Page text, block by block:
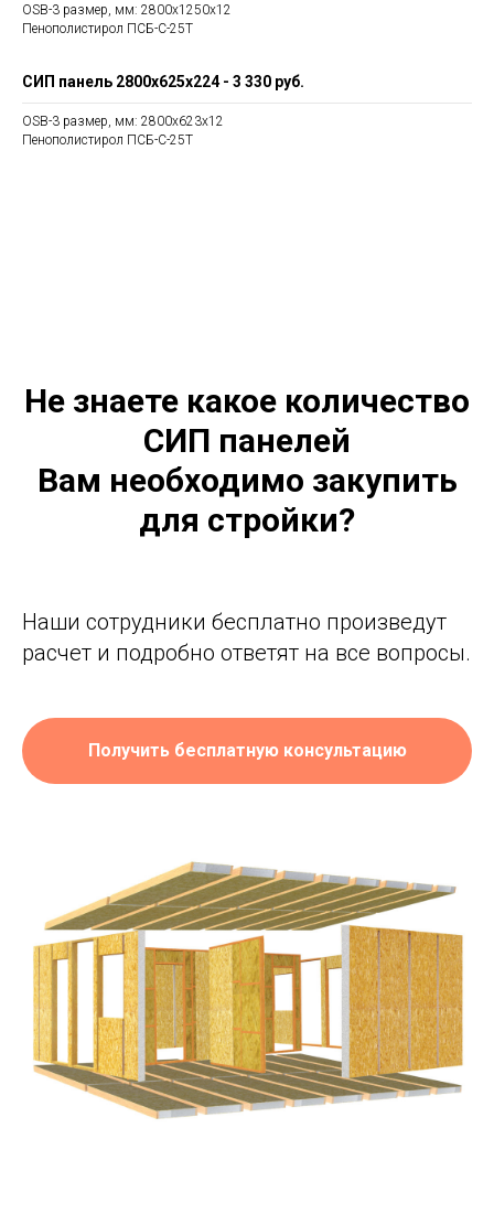
OSB-3 размер, мм: 2800х1250х12
Пенополистирол ПСБ-С-25Т
СИП панель 2800х625х224- 3 330 руб.
OSB-3 размер, мм: 2800х623х12
Пенополистирол ПСБ-С-25Т
Не знаете какое количество
СИП панелей
Вам необходимо закупить
для стройки?
Наши сотрудники бесплатно произведут
расчет и подробно ответят на все вопросы.
Получить бесплатную консультацию